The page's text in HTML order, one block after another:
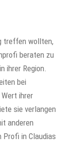
treffen wollten,
beraten zu
ihrer Region.
bei
ihrer
sie verlangen
anderen
Profi in Claudias